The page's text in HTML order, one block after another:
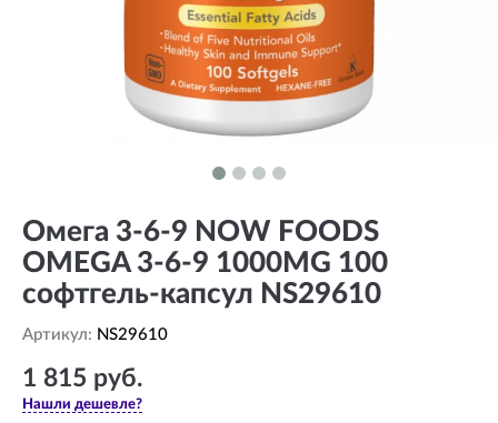
Омега 3-6-9 NOW FOODS
OMEGA 3-6-9 1000MG 100
софтгель-капсул NS29610
Артикул: NS29610
1 815 руб.
Нашли дешевле?